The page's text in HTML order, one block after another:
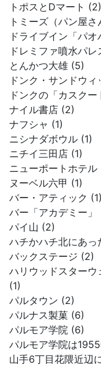
トポスとDマート (2)
トミーズ（パン屋
ドライブイン「パ
ドレミファ噴水パレ
とんかつ大雄 (5)
ドンク・サンドウ
ドンクの「カスクー
ナイル書店 (2)
ナフシャ (1)
ニシナダボウル (1)
ニチイ三田店 (1)
ニューポートホテル
ヌーベル六甲 (1)
バー・アティック (1)
バー「アカデミー」
パイ山 (2)
ハチかハチ北にあ
バックステージ (2)
ハリウッドスターウ
(1)
パルタウン (2)
パルナス製菓 (6)
パルモア学院 (6)
パルモア学院は
山手6丁目花隈近辺